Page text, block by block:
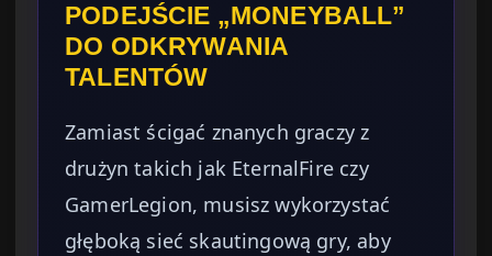
PODEJŚCIE „MONEYBALL”
DO ODKRYWANIA
TALENTÓW
Zamiast ścigać znanych graczy z
drużyn takich jak EternalFire czy
GamerLegion, musisz wykorzystać
głęboką sieć skautingową gry, aby